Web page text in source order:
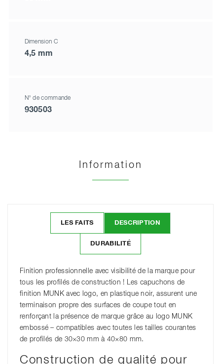
Dimension C
4,5 mm
N° de commande
930503
Information
LES FAITS DESCRIPTION
DURABILITÉ
Finition professionnelle avec visibilité de la marque pour
tous les profilés de construction ! Les capuchons de
finition MUNK avec logo, en plastique noir, assurent une
terminaison propre des surfaces de coupe tout en
renforçant la présence de marque grâce au logo MUNK
embossé – compatibles avec toutes les tailles courantes
de profilés de 30×30 mm à 40×80 mm.
Construction de qualité pour